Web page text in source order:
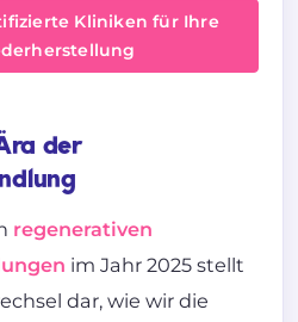
Kliniken für Ihre
der
regenerativen
im Jahr 2025 stellt
dar, wie wir die